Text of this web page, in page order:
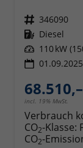
Fahrzeugnr. 346090
Kraftstoff Diesel
Leistung 110 kW
01.09.2025
incl. 19% MwSt.
Verbrauch
CO2-Klasse:
CO2-